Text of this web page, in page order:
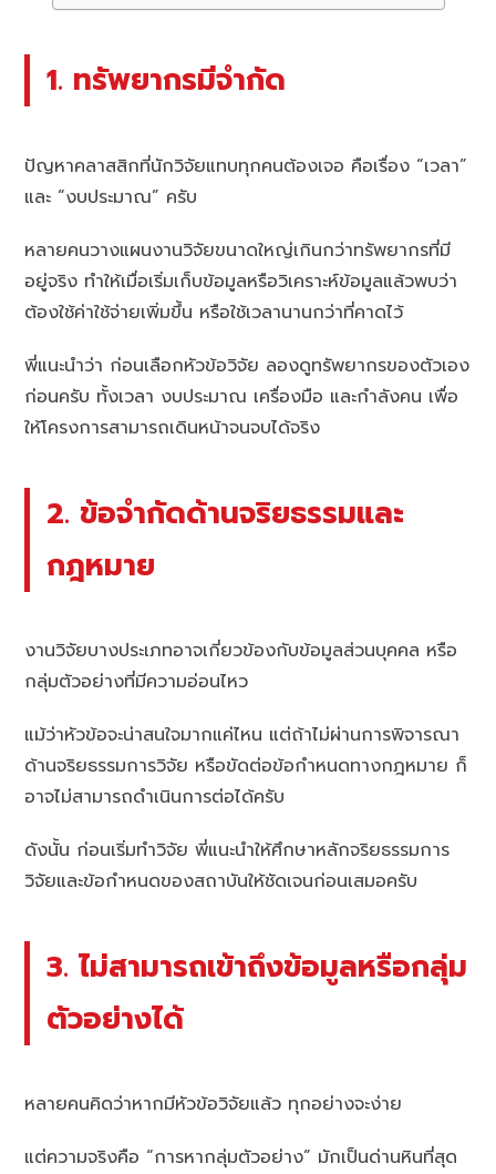
1. ทรัพยากรมีจำกัด
ปัญหาคลาสสิกที่นักวิจัยแทบทุกคนต้องเจอ คือเรื่อง “เวลา”
และ “งบประมาณ” ครับ
หลายคนวางแผนงานวิจัยขนาดใหญ่เกินกว่าทรัพยากรที่มี
อยู่จริง ทำให้เมื่อเริ่มเก็บข้อมูลหรือวิเคราะห์ข้อมูลแล้วพบว่า
ต้องใช้ค่าใช้จ่ายเพิ่มขึ้น หรือใช้เวลานานกว่าที่คาดไว้
พี่แนะนำว่า ก่อนเลือกหัวข้อวิจัย ลองดูทรัพยากรของตัวเอง
ก่อนครับ ทั้งเวลา งบประมาณ เครื่องมือ และกำลังคน เพื่อ
ให้โครงการสามารถเดินหน้าจนจบได้จริง
2. ข้อจำกัดด้านจริยธรรมและ
กฎหมาย
งานวิจัยบางประเภทอาจเกี่ยวข้องกับข้อมูลส่วนบุคคล หรือ
กลุ่มตัวอย่างที่มีความอ่อนไหว
แม้ว่าหัวข้อจะน่าสนใจมากแค่ไหน แต่ถ้าไม่ผ่านการพิจารณา
ด้านจริยธรรมการวิจัย หรือขัดต่อข้อกำหนดทางกฎหมาย ก็
อาจไม่สามารถดำเนินการต่อได้ครับ
ดังนั้น ก่อนเริ่มทำวิจัย พี่แนะนำให้ศึกษาหลักจริยธรรมการ
วิจัยและข้อกำหนดของสถาบันให้ชัดเจนก่อนเสมอครับ
3. ไม่สามารถเข้าถึงข้อมูลหรือกลุ่ม
ตัวอย่างได้
หลายคนคิดว่าหากมีหัวข้อวิจัยแล้ว ทุกอย่างจะง่าย
แต่ความจริงคือ “การหากลุ่มตัวอย่าง” มักเป็นด่านหินที่สุด